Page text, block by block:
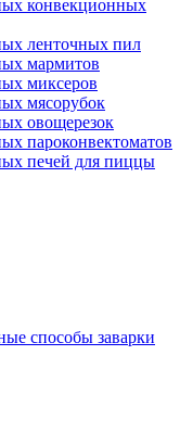
конвекционных
ленточных пил
мармитов
миксеров
мясорубок
овощерезок
пароконвектоматов
печей для пиццы
способы заварки